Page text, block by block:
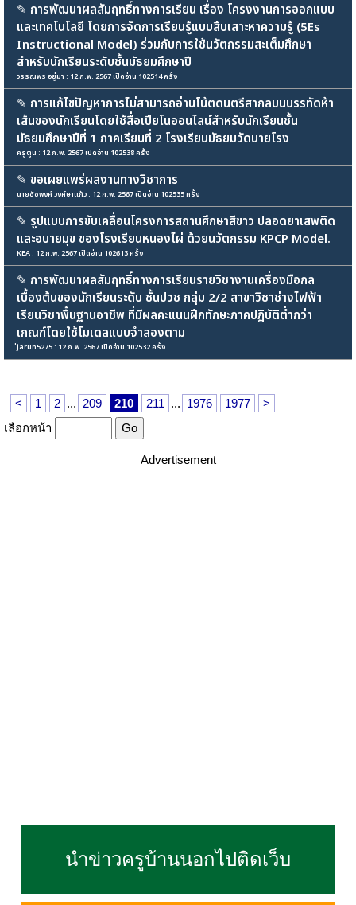
✎ การพัฒนาผลสัมฤทธิ์ทางการเรียน เรื่อง โครงงานการออกแบบ
และเทคโนโลยี โดยการจัดการเรียนรู้แบบสืบเสาะหาความรู้ (5Es
Instructional Model) ร่วมกับการใช้นวัตกรรมสะเต็มศึกษา
สำหรับนักเรียนระดับชั้นมัธยมศึกษาปี
วรรณพร อยู่มา : 12 ก.พ. 2567 เปิดอ่าน 102514 ครั้ง
✎ การแก้ไขปัญหาการไม่สามารถอ่านโน้ตดนตรีสากลบนบรรทัดห้า
เส้นของนักเรียนโดยใช้สื่อเปียโนออนไลน์สำหรับนักเรียนชั้น
มัธยมศึกษาปีที่ 1 ภาคเรียนที่ 2 โรงเรียนมัธยมวัดนายโรง
ครูตูน : 12 ก.พ. 2567 เปิดอ่าน 102538 ครั้ง
✎ ขอเผยแพร่ผลงานทางวิชาการ
นายชัชพงศ์ วงศ์ษาแก้ว : 12 ก.พ. 2567 เปิดอ่าน 102535 ครั้ง
✎ รูปแบบการขับเคลื่อนโครงการสถานศึกษาสีขาว ปลอดยาเสพติด
และอบายมุข ของโรงเรียนหนองไผ่ ด้วยนวัตกรรม KPCP Model.
KEA : 12 ก.พ. 2567 เปิดอ่าน 102613 ครั้ง
✎ การพัฒนาผลสัมฤทธิ์ทางการเรียนรายวิชางานเครื่องมือกล
เบื้องต้นของนักเรียนระดับ ชั้นปวช กลุ่ม 2/2 สาขาวิชาช่างไฟฟ้า
เรียนวิชาพื้นฐานอาชีพ ที่มีผลคะแนนฝึกทักษะภาคปฏิบัติต่ำกว่า
เกณฑ์โดยใช้โมเดลแบบจำลองตาม
่jarun5275 : 12 ก.พ. 2567 เปิดอ่าน 102532 ครั้ง
< 1 2 ... 209 210 211 ... 1976 1977
>
เลือกหน้า
Advertisement
นำข่าวครูบ้านนอกไปติดเว็บ